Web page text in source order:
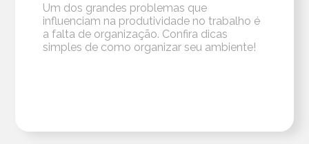
Um dos grandes problemas que
influenciam na produtividade no trabalho é
a falta de organização. Confira dicas
simples de como organizar seu ambiente!